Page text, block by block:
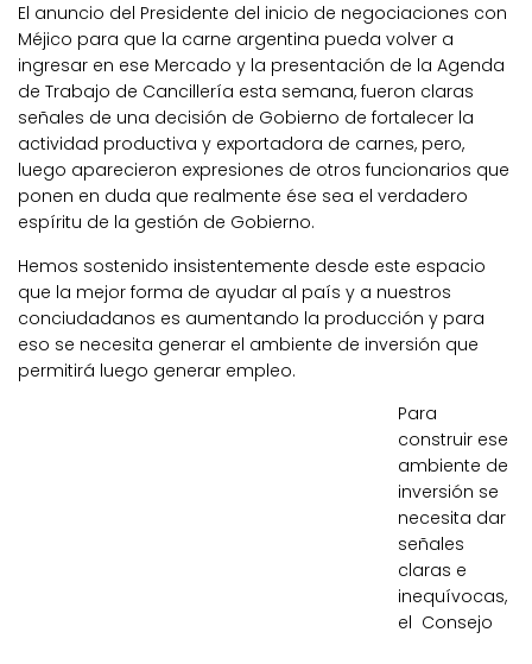
El anuncio del Presidente del inicio de negociaciones con
Méjico para que la carne argentina pueda volver a
ingresar en ese Mercado y la presentación de la Agenda
de Trabajo de Cancillería esta semana, fueron claras
señales de una decisión de Gobierno de fortalecer la
actividad productiva y exportadora de carnes, pero,
luego aparecieron expresiones de otros funcionarios que
ponen en duda que realmente ése sea el verdadero
espíritu de la gestión de Gobierno.
Hemos sostenido insistentemente desde este espacio
que la mejor forma de ayudar al país y a nuestros
conciudadanos es aumentando la producción y para
eso se necesita generar el ambiente de inversión que
permitirá luego generar empleo.
Para
construir ese
ambiente de
inversión se
necesita dar
señales
claras e
inequívocas,
el Consejo